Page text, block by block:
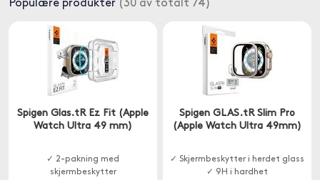
Populære produkter (30 av totalt 74)
Spigen Glas.tR Ez Fit (Apple
Watch Ultra 49 mm)
✓ 2-pakning med
skjermbeskytter
Spigen GLAS.tR Slim Pro
(Apple Watch Ultra 49mm)
✓ Skjermbeskytter i herdet glass
✓ 9H i hardhet